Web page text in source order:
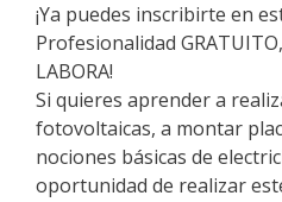
¡Ya puedes inscribirte en
Profesionalidad
LABORA!
Si quieres aprender a
fotovoltaicas, a montar
nociones básicas de
oportunidad de realizar